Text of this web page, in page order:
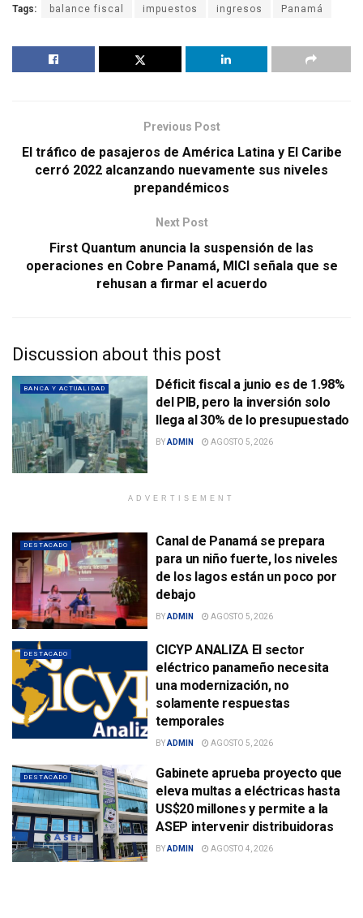
Tags: balance fiscal impuestos ingresos Panamá
Previous Post
El tráfico de pasajeros de América Latina y El Caribe
cerró 2022 alcanzando nuevamente sus niveles
prepandémicos
Next Post
First Quantum anuncia la suspensión de las
operaciones en Cobre Panamá, MICI señala que se
rehusan a firmar el acuerdo
Discussion about this post
BANCA Y ACTUALIDAD
Déficit fiscal a junio es de 1.98%
del PIB, pero la inversión solo
llega al 30% de lo presupuestado
BYADMIN AGOSTO 5, 2026
ADVERTISEMENT
DESTACADO
Canal de Panamá se prepara
para un niño fuerte, los niveles
de los lagos están un poco por
debajo
BYADMIN AGOSTO 5, 2026
DESTACADO
CICYP ANALIZA El sector
eléctrico panameño necesita
una modernización, no
solamente respuestas
temporales
BYADMIN AGOSTO 5, 2026
DESTACADO
Gabinete aprueba proyecto que
eleva multas a eléctricas hasta
US$20 millones y permite a la
ASEP intervenir distribuidoras
BYADMIN AGOSTO 4, 2026